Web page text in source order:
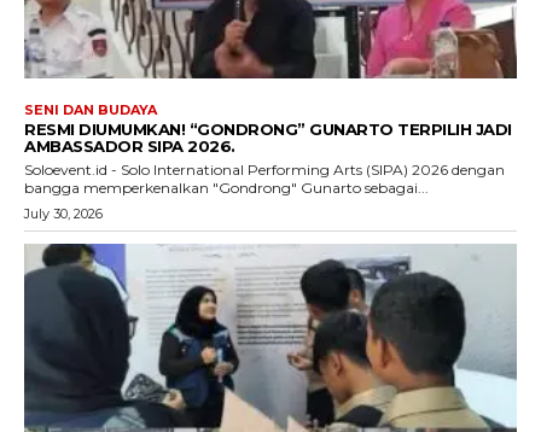
SENI DAN BUDAYA
RESMI DIUMUMKAN! “GONDRONG” GUNARTO TERPILIH JADI
AMBASSADOR SIPA 2026.
Soloevent.id - Solo International Performing Arts (SIPA) 2026 dengan
bangga memperkenalkan "Gondrong" Gunarto sebagai...
July 30, 2026